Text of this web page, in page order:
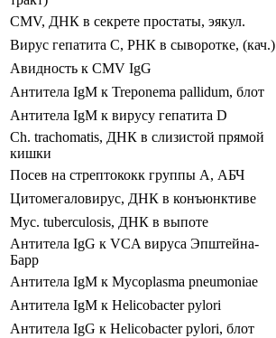
CMV, ДНК в секрете простаты, эякул.
Вирус гепатита С, РНК в сыворотке, (кач.)
Авидность к CMV IgG
Антитела IgM к Treponema pallidum, блот
Антитела IgM к вирусу гепатита D
Ch. trachomatis, ДНК в слизистой прямой
кишки
Посев на стрептококк группы А, АБЧ
Цитомегаловирус, ДНК в конъюнктиве
Myc. tuberculosis, ДНК в выпоте
Антитела IgG к VCA вируса Эпштейна-
Барр
Антитела IgM к Mycoplasma pneumoniae
Антитела IgM к Helicobacter рylori
Антитела IgG к Helicobacter pylori, блот